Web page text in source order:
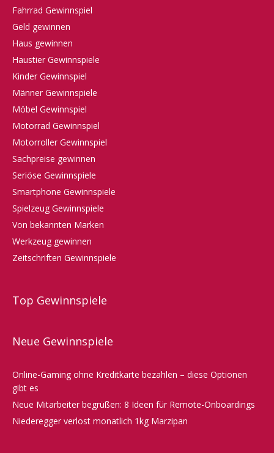
Fahrrad Gewinnspiel
Geld gewinnen
Haus gewinnen
Haustier Gewinnspiele
Kinder Gewinnspiel
Männer Gewinnspiele
Möbel Gewinnspiel
Motorrad Gewinnspiel
Motorroller Gewinnspiel
Sachpreise gewinnen
Seriöse Gewinnspiele
Smartphone Gewinnspiele
Spielzeug Gewinnspiele
Von bekannten Marken
Werkzeug gewinnen
Zeitschriften Gewinnspiele
Top Gewinnspiele
Neue Gewinnspiele
Online-Gaming ohne Kreditkarte bezahlen – diese Optionen
gibt es
Neue Mitarbeiter begrüßen: 8 Ideen für Remote-Onboardings
Niederegger verlost monatlich 1kg Marzipan